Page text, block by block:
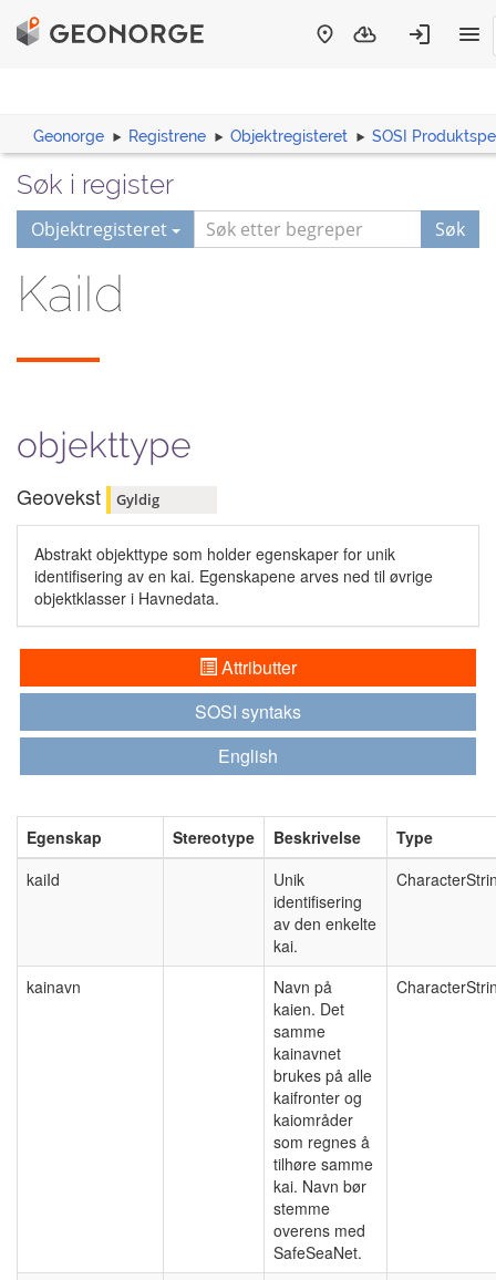
Geonorge Registrene Objektregisteret SOSI
Søk i register
Objektregisteret Søk
KaiId
objekttype
Geovekst Gyldig
Abstrakt objekttype som holder egenskaper for unik
identifisering av en kai. Egenskapene arves ned til øvrige
objektklasser i Havnedata.
Attributter
SOSI syntaks
English
Egenskap Stereotype Beskrivelse
Type
kaiId
Unik
identifisering
av den enkelte
kai.
kainavn
Navn på
kaien. Det
samme
kainavnet
brukes på alle
kaifronter og
kaiområder
som regnes å
tilhøre samme
kai. Navn bør
stemme
overens med
SafeSeaNet.